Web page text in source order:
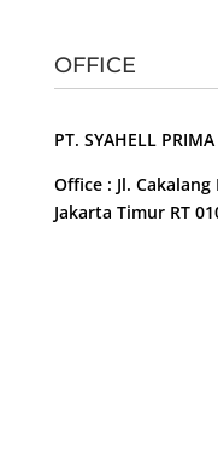
OFFICE
PT. SYAHELL
Office : Jl.
Jakarta Timur RT